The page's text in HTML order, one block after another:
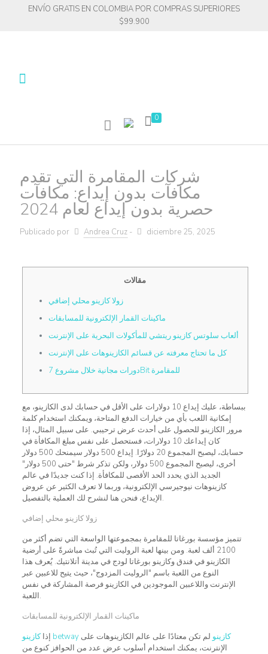
ENVÍO GRATIS EN COLOMBIA POR COMPRAS SUPERIORES
$99.900
0
شركات المقامرة التي تقدم
مكافآت بدون إيداع: مكافآت
حصرية بدون إيداع لعام 2024
Publicado por Andrea Cruz - diciembre 25, 2025
مقالات
زولا كازينو محلي إضافي
ماكينات القمار الإلكترونية للمسابقات
ألعاب سلوتس كازينو ريتشي للمأكولات البحرية على الإنترنت
كل ما تحتاج معرفته عن قسائم الكازينوهات على الإنترنت
دورات مجانية خلال مشروع 7Bit للمقامرة
ببساطة، عليك إيداع 10 دولارات على الأقل في حسابك لدى الكازينو، مع
إمكانية اللعب بأي من خيارات الدفع المتاحة، ويمكنك استخدام كلمة
مرور الكازينو للحصول على أحدث عرض ترحيبي. على سبيل المثال، إذا
كان إيداعك 10 دولارات، فستحصل على نفس مبلغ المكافأة في
حسابك، ليصبح المجموع 20 دولارًا. إيداع 500 دولار سيمنحك 500 دولار
أخرى، ليصبح المجموع 500 دولار، ولكن تذكر شرط "حتى 500 دولار"
الجديد الذي يحدد الحد الأقصى للمكافأة. إذا كنت جديدًا في عالم
كازينوهات نيوجيرسي الإلكترونية، وربما لا تعرف الكثير عن عروض
الإيداع، فنحن هنا لنشرح لك العملية بالتفصيل.
زولا كازينو محلي إضافي
تتميز مؤسسة بورغاتا للمقامرة بمجموعتها الواسعة التي تضم أكثر من
2100 ألف لعبة. ومن بينها لعبة الروليت التي تُبث مباشرةً على أرضية
الكازينو في فندق وكازينو بورغاتا لودج في مدينة أتلانتيك. يُعرف هذا
النوع من اللعبة باسم "الروليت المزدوج"، حيث يتيح للاعبين عبر
الإنترنت واللاعبين الموجودين في الكازينو فرصة المشاركة في نفس
اللعبة.
ماكينات القمار الإلكترونية للمسابقات
إذا
كازينو betway كازينو لم تكن معتادًا على عالم الكازينوهات على
الإنترنت، يمكنك استخدام أسلوب عرض عدد من الحوافز كنوع من